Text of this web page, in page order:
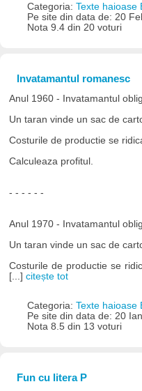
Categoria: Texte haioase
Pe site din data de: 20
Nota 9.4 din 20 voturi
Invatamantul romanesc
Anul 1960 - Invatamantul
Un taran vinde un sac de
Costurile de productie se
Calculeaza profitul.
- - - - - -
Anul 1970 - Invatamantul
Un taran vinde un sac de
Costurile de productie se
[...]citește tot
Categoria: Texte haioase
Pe site din data de: 20
Nota 8.5 din 13 voturi
Fun cu litera P